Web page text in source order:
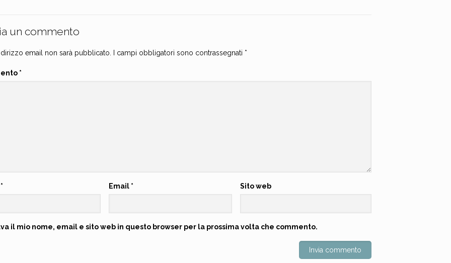
un commento
email non sarà pubblicato. I campi obbligatori sono contrassegnati *
*
* Email * Sito web
il mio nome, email e sito web in questo browser per la prossima volta che commento.